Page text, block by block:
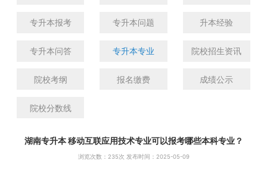
专升本报考 专升本问题 升本经验
专升本问答 专升本专业 院校招生资讯
院校考纲 报名缴费 成绩公示
院校分数线
湖南专升本 移动互联应用技术专业可以报考哪些本科专业？
浏览次数： 235次 发布时间：2025-05-09